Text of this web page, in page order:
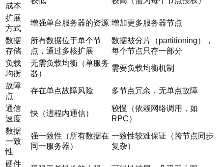
成本
扩展
方式
增强单台服务器的资源 增加更多服务器节点
数据
存储
所有数据位于单个节
点，通过多核扩展
数据被分片（partitioning），
每个节点只存一部分
负载
均衡
无需负载均衡（单服务
器）
需要负载均衡机制
故障
点
存在单点故障风险 多节点冗余，无单点故障
通信
速度
快（进程内通信）
较慢（依赖网络调用，如
RPC）
数据
一致
性
强一致性（所有数据在
同一服务器）
一致性较难保证（跨节点同步
复杂）
硬件